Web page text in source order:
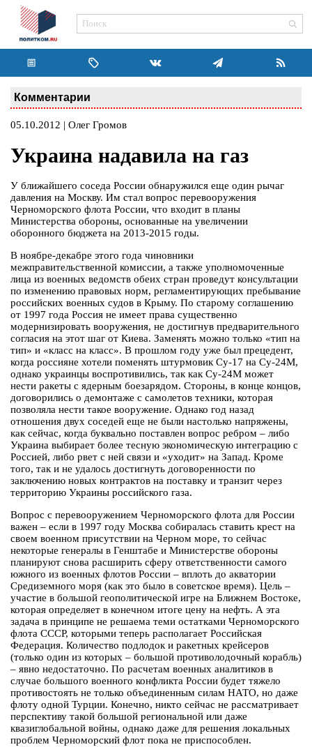
Комментарии
05.10.2012 | Олег Громов
Украина надавила на газ
У ближайшего соседа России обнаружился еще один рычаг
давления на Москву. Им стал вопрос перевооружения
Черноморского флота России, что входит в планы
Министерства обороны, основанные на увеличении
оборонного бюджета на 2013-2015 годы.
В ноябре-декабре этого года чиновники
межправительственной комиссии, а также уполномоченные
лица из военных ведомств обеих стран проведут консультации
по изменению правовых норм, регламентирующих пребывание
российских военных судов в Крыму. По старому соглашению
от 1997 года Россия не имеет права существенно
модернизировать вооружения, не достигнув предварительного
согласия на этот шаг от Киева. Заменять можно только «тип на
тип» и «класс на класс». В прошлом году уже был прецедент,
когда россияне хотели поменять штурмовик Су-17 на Су-24М,
однако украинцы воспротивились, так как Су-24М может
нести ракеты с ядерным боезарядом. Стороны, в конце концов,
договорились о демонтаже с самолетов техники, которая
позволяла нести такое вооружение. Однако год назад
отношения двух соседей еще не были настолько напряжены,
как сейчас, когда буквально поставлен вопрос ребром – либо
Украина выбирает более тесную экономическую интеграцию с
Россией, либо рвет с ней связи и «уходит» на Запад. Кроме
того, так и не удалось достигнуть договоренности по
заключению новых контрактов на поставку и транзит через
территорию Украины российского газа.
Вопрос с перевооружением Черноморского флота для России
важен – если в 1997 году Москва собиралась ставить крест на
своем военном присутствии на Черном море, то сейчас
некоторые генералы в Генштабе и Министерстве обороны
планируют снова расширить сферу ответственности самого
южного из военных флотов России – вплоть до акватории
Средиземного моря (как это было в советское время). Цель –
участие в большой геополитической игре на Ближнем Востоке,
которая определяет в конечном итоге цену на нефть. А эта
задача в принципе не решаема теми остатками Черноморского
флота СССР, которыми теперь располагает Российская
Федерация. Количество подлодок и ракетных крейсеров
(только один из которых – большой противолодочный корабль)
– явно недостаточно. По расчетам военных аналитиков в
случае большого военного конфликта России будет тяжело
противостоять не только объединенным силам НАТО, но даже
флоту одной Турции. Конечно, никто сейчас не рассматривает
перспективу такой большой региональной или даже
квазиглобальной войны, однако даже для решения локальных
проблем Черноморский флот пока не приспособлен.